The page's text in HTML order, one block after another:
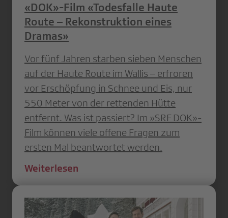
«DOK»-Film «Todesfalle Haute
Route – Rekonstruktion eines
Dramas»
Vor fünf Jahren starben sieben Menschen
auf der Haute Route im Wallis – erfroren
vor Erschöpfung in Schnee und Eis, nur
550 Meter von der rettenden Hütte
entfernt. Was ist passiert? Im »SRF DOK»-
Film können viele offene Fragen zum
ersten Mal beantwortet werden.
Weiterlesen